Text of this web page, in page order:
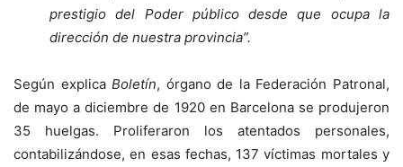
prestigio del Poder público desde que ocupa la
dirección de nuestra provincia”.
Según explicaBoletín, órgano de la Federación Patronal,
de mayo a diciembre de 1920 en Barcelona se produjeron
35 huelgas. Proliferaron los atentados personales,
contabilizándose, en esas fechas, 137 víctimas mortales y